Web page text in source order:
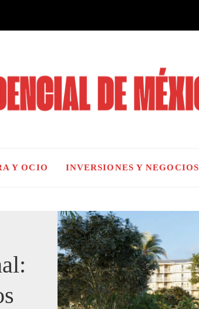
Y OCIO INVERSIONES Y NEGOCIOS